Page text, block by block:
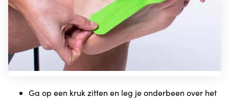
Ga op een kruk zitten en leg je onderbeen over het